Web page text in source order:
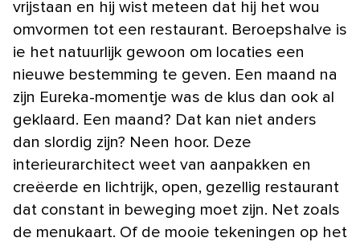
vrijstaan en hij wist meteen dat hij het wou
omvormen tot een restaurant. Beroepshalve is
ie het natuurlijk gewoon om locaties een
nieuwe bestemming te geven. Een maand na
zijn Eureka-momentje was de klus dan ook al
geklaard. Een maand? Dat kan niet anders
dan slordig zijn? Neen hoor. Deze
interieurarchitect weet van aanpakken en
creëerde en lichtrijk, open, gezellig restaurant
dat constant in beweging moet zijn. Net zoals
de menukaart. Of de mooie tekeningen op het